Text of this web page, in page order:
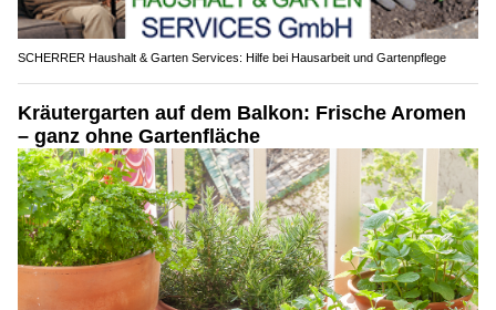
SCHERRER Haushalt & Garten Services: Hilfe bei Hausarbeit und Gartenpflege
Kräutergarten auf dem Balkon: Frische Aromen
– ganz ohne Gartenfläche